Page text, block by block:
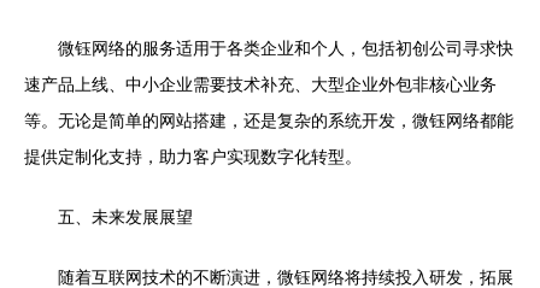
微钰网络的服务适用于各类企业和个人，包括初创公司寻求快
速产品上线、中小企业需要技术补充、大型企业外包非核心业务
等。无论是简单的网站搭建，还是复杂的系统开发，微钰网络都能
提供定制化支持，助力客户实现数字化转型。
五、未来发展展望
随着互联网技术的不断演进，微钰网络将持续投入研发，拓展